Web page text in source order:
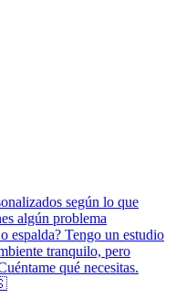
según lo que
algún problema
espalda? Tengo un estudio
tranquilo, pero
qué necesitas.